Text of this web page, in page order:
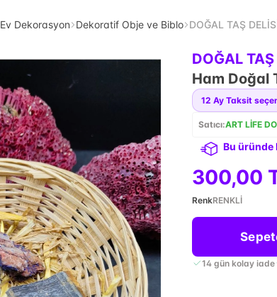
Ev Dekorasyon Dekoratif Obje ve Biblo DOĞAL TAŞ
DOĞAL
Ham Doğal
12 Ay Taksit
Satıcı:ART LİFE
Bu
300,00
RenkRENKLİ
14 gün kolay iade